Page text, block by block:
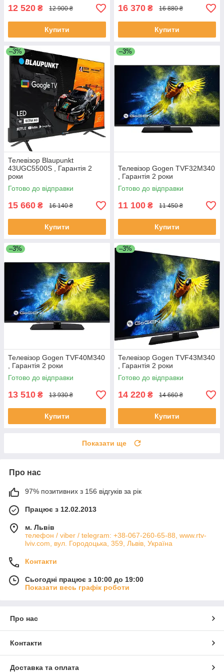
12 520 ₴ 12 900 ₴
Купити
16 370 ₴ 16 880 ₴
Купити
–3%
Телевізор Blaupunkt
43UGC5500S , Гарантія 2
роки
Готово до відправки
15 660 ₴ 16 140 ₴
Купити
–3%
Телевізор Gogen TVF32M340
, Гарантія 2 роки
Готово до відправки
11 100 ₴ 11 450 ₴
Купити
–3%
Телевізор Gogen TVF40M340
, Гарантія 2 роки
Готово до відправки
13 510 ₴ 13 930 ₴
Купити
–3%
Телевізор Gogen TVF43M340
, Гарантія 2 роки
Готово до відправки
14 220 ₴ 14 660 ₴
Купити
Показати ще
Про нас
97% позитивних з 156 відгуків за рік
Працює з 12.02.2013
м. Львів
телефон / viber / telegram: +38-067-260-65-88, www.rtv-
lviv.com, вул. Городоцька, 359, Львів, Україна
Контакти
Сьогодні працює з 10:00 до 19:00
Показати весь графік роботи
Про нас
Контакти
Доставка та оплата